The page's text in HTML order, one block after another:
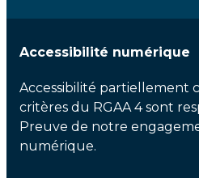
Accessibilité numérique
Accessibilité partiellement
critères du RGAA 4 sont
Preuve de notre
numérique.